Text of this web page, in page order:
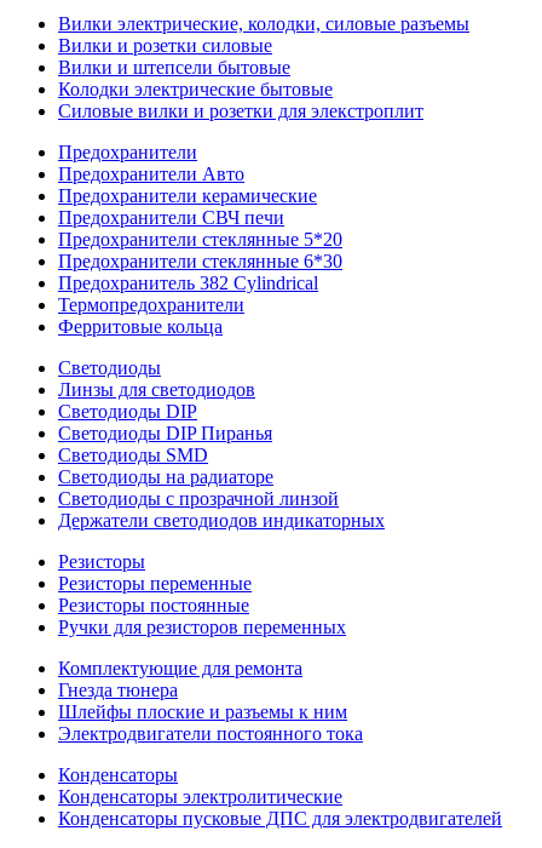
Вилки электрические, колодки, силовые разъемы
Вилки и розетки силовые
Вилки и штепсели бытовые
Колодки электрические бытовые
Силовые вилки и розетки для элекстроплит
Предохранители
Предохранители Авто
Предохранители керамические
Предохранители СВЧ печи
Предохранители стеклянные 5*20
Предохранители стеклянные 6*30
Предохранитель 382 Cylindrical
Термопредохранители
Ферритовые кольца
Светодиоды
Линзы для светодиодов
Светодиоды DIP
Светодиоды DIP Пиранья
Светодиоды SMD
Светодиоды на радиаторе
Светодиоды с прозрачной линзой
Держатели светодиодов индикаторных
Резисторы
Резисторы переменные
Резисторы постоянные
Ручки для резисторов переменных
Комплектующие для ремонта
Гнезда тюнера
Шлейфы плоские и разъемы к ним
Электродвигатели постоянного тока
Конденсаторы
Конденсаторы электролитические
Конденсаторы пусковые ДПС для электродвигателей